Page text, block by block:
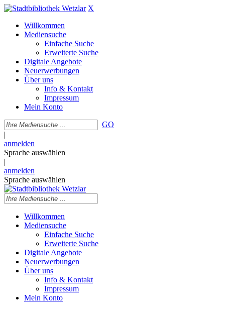
X
Willkommen
Mediensuche
Einfache Suche
Erweiterte Suche
Digitale Angebote
Neuerwerbungen
Über uns
Info & Kontakt
Impressum
Mein Konto
GO
|
anmelden
Sprache auswählen
|
anmelden
Sprache auswählen
Willkommen
Mediensuche
Einfache Suche
Erweiterte Suche
Digitale Angebote
Neuerwerbungen
Über uns
Info & Kontakt
Impressum
Mein Konto